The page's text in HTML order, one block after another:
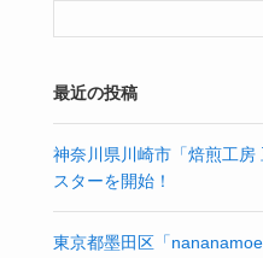
最近の投稿
神奈川県川崎市「焙煎工房
スターを開始！
東京都墨田区「